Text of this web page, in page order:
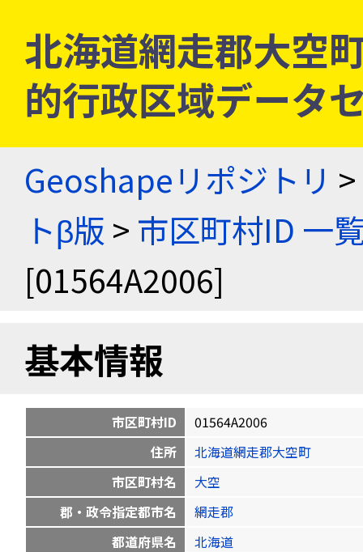
北海道網走郡大空
的行政区域データ
Geoshapeリポジトリ >
トβ版 > 市区町村ID 一
[01564A2006]
基本情報
市区町村ID
01564A2006
住所
北海道網走郡大空町
市区町村名
大空
郡・政令指定都市名
網走郡
都道府県名
北海道